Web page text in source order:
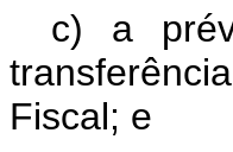
c) a
Fiscal; e